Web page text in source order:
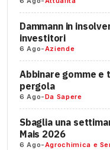
Dammann in
investitori
6 Ago-Aziende
Abbinare gomme
pergola
6 Ago-Da Sapere
Sbaglia una
Mais 2026
6 Ago-Agrochimica e